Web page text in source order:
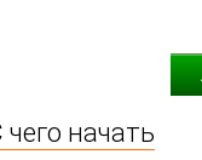
начать